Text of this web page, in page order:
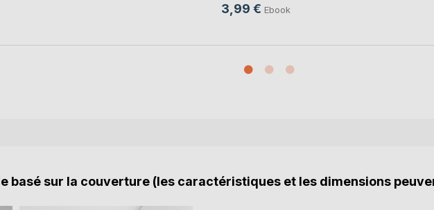
3,99 € Ebook
basé sur la couverture (les caractéristiques et les dimensions